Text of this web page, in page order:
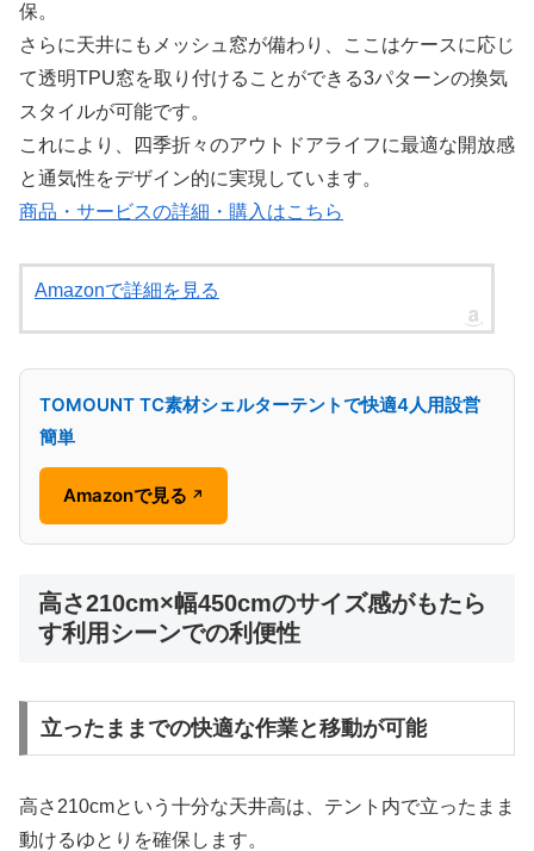
保。
さらに天井にもメッシュ窓が備わり、ここはケースに応じ
て透明TPU窓を取り付けることができる3パターンの換気
スタイルが可能です。
これにより、四季折々のアウトドアライフに最適な開放感
と通気性をデザイン的に実現しています。
商品・サービスの詳細・購入はこちら
Amazonで詳細を見る
TOMOUNT TC素材シェルターテントで快適4人用設営
簡単
Amazonで見る ↗
高さ210cm×幅450cmのサイズ感がもたら
す利用シーンでの利便性
立ったままでの快適な作業と移動が可能
高さ210cmという十分な天井高は、テント内で立ったまま
動けるゆとりを確保します。